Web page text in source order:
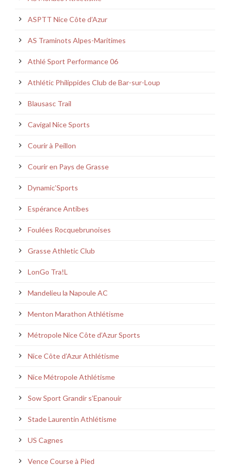
ASPTT Nice Côte d’Azur
AS Traminots Alpes-Maritimes
Athlé Sport Performance 06
Athlétic Philippides Club de Bar-sur-Loup
Blausasc Trail
Cavigal Nice Sports
Courir à Peillon
Courir en Pays de Grasse
Dynamic’Sports
Espérance Antibes
Foulées Rocquebrunoises
Grasse Athletic Club
LonGo Tra!L
Mandelieu la Napoule AC
Menton Marathon Athlétisme
Métropole Nice Côte d’Azur Sports
Nice Côte d’Azur Athlétisme
Nice Métropole Athlétisme
Sow Sport Grandir s’Epanouir
Stade Laurentin Athlétisme
US Cagnes
Vence Course à Pied